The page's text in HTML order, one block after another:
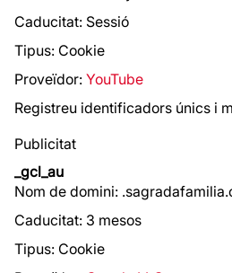
Caducitat: Sessió
Tipus: Cookie
Proveïdor: YouTube
Registreu identificadors únics i
Publicitat
_gcl_au
Nom de domini:
Caducitat: 3 mesos
Tipus: Cookie